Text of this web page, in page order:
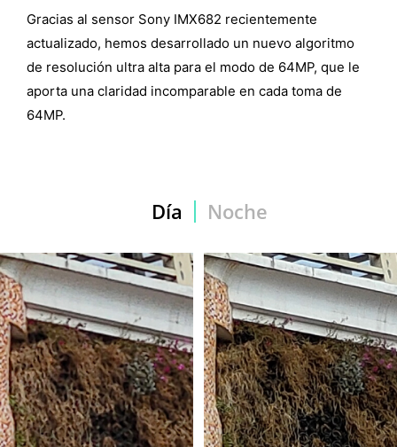
Gracias al sensor Sony IMX682 recientemente
actualizado, hemos desarrollado un nuevo algoritmo
de resolución ultra alta para el modo de 64MP, que le
aporta una claridad incomparable en cada toma de
64MP.
Día Noche